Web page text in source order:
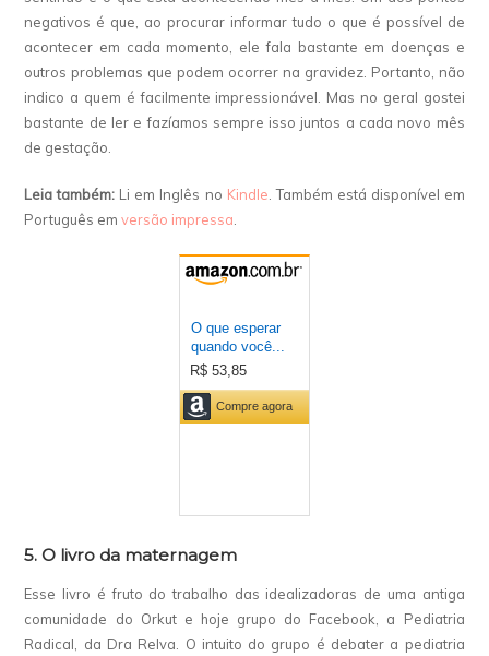
negativos é que, ao procurar informar tudo o que é possível de
acontecer em cada momento, ele fala bastante em doenças e
outros problemas que podem ocorrer na gravidez. Portanto, não
indico a quem é facilmente impressionável. Mas no geral gostei
bastante de ler e fazíamos sempre isso juntos a cada novo mês
de gestação.
Leia também: Li em Inglês no Kindle . Também está disponível em
Português emversão impressa
5. O livro da maternagem
Esse livro é fruto do trabalho das idealizadoras de uma antiga
comunidade do Orkut e hoje grupo do Facebook, a Pediatria
Radical, da Dra Relva. O intuito do grupo é debater a pediatria